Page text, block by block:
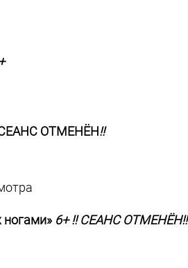
ОТМЕНЁН!!
ногами» 6+ !! СЕАНС ОТМЕНЁН!!